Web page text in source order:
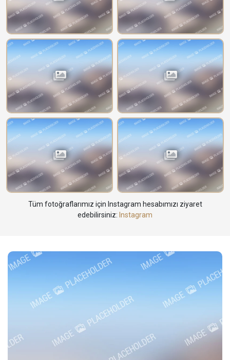
Tüm fotoğraflarımız için Instagram hesabımızı ziyaret
edebilirsiniz: Instagram